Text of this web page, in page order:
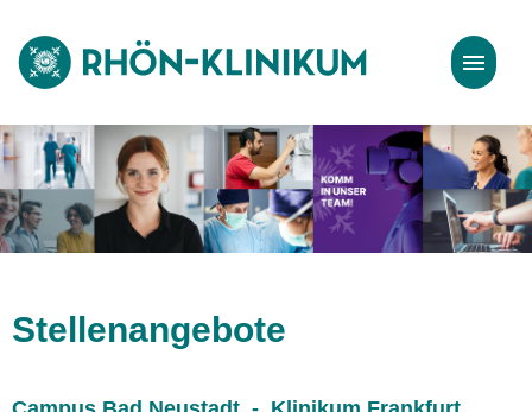
Stellenangebote
Bewerbungstipps
Stellenangebote